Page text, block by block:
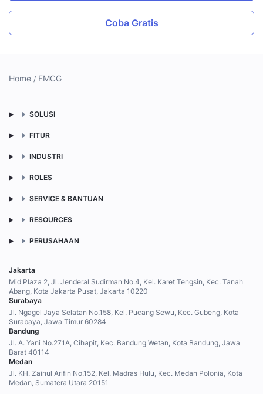
Coba Gratis
Home FMCG
SOLUSI
FITUR
INDUSTRI
ROLES
SERVICE & BANTUAN
RESOURCES
PERUSAHAAN
Jakarta
Mid Plaza 2, Jl. Jenderal Sudirman No.4, Kel. Karet Tengsin, Kec. Tanah
Abang, Kota Jakarta Pusat, Jakarta 10220
Surabaya
Jl. Ngagel Jaya Selatan No.158, Kel. Pucang Sewu, Kec. Gubeng, Kota
Surabaya, Jawa Timur 60284
Bandung
Jl. A. Yani No.271A, Cihapit, Kec. Bandung Wetan, Kota Bandung, Jawa
Barat 40114
Medan
Jl. KH. Zainul Arifin No.152, Kel. Madras Hulu, Kec. Medan Polonia, Kota
Medan, Sumatera Utara 20151